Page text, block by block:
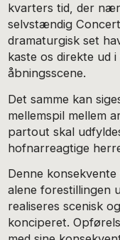
kvarters tid, der
selvstændig
dramaturgisk set
kaste os direkte ud
åbningsscene.
Det samme kan
mellemspil mellem
partout skal
hofnarreagtige
Denne
alene forestillingen
realiseres scenisk
konciperet.